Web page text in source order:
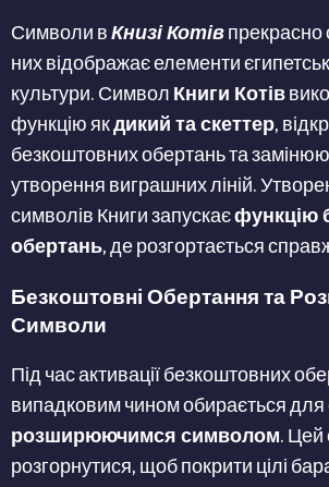
Символи вКнизі Котів
них відображає елементи
культури. Символ Книги Котів
функцію якдикий та скеттер,
безкоштовних обертань та
утворення виграшних ліній.
символів Книги запускаєфункцію
обертань, де розгортається
Безкоштовні Обертання та
Символи
Під час активації безкоштовних
випадковим чином обирається
розширюючимся символом.
розгорнутися, щоб покрити цілі